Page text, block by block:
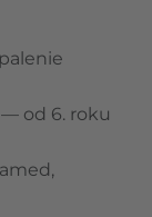
od 6. roku